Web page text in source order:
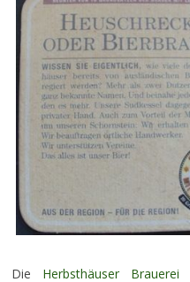
Die Herbsthäuser Brauerei